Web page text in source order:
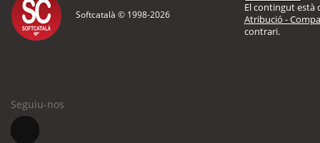
Softcatalà © 1998-2026
El contingut està
Atribució -
contrari.
Seguiu-nos